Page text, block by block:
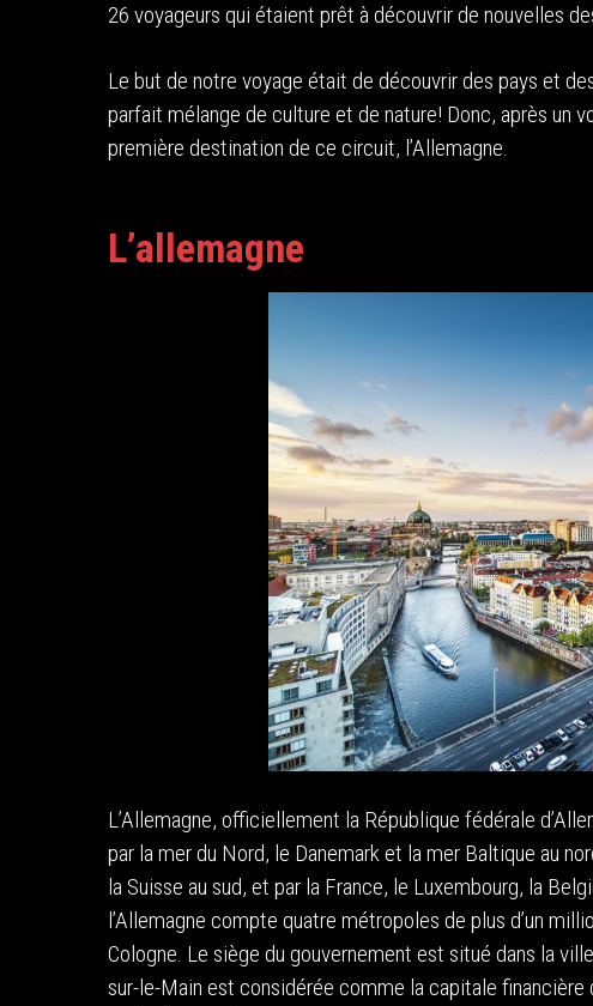
26 voyageurs qui étaient prêt à découvrir de nouvelles
Le but de notre voyage était de découvrir des pays et
parfait mélange de culture et de nature! Donc, après un
première destination de ce circuit, l’Allemagne.
L’allemagne
L’Allemagne, officiellement la République fédérale
par la mer du Nord, le Danemark et la mer Baltique au
la Suisse au sud, et par la France, le Luxembourg, la
l’Allemagne compte quatre métropoles de plus d’un
Cologne. Le siège du gouvernement est situé dans la
sur-le-Main est considérée comme la capitale financière